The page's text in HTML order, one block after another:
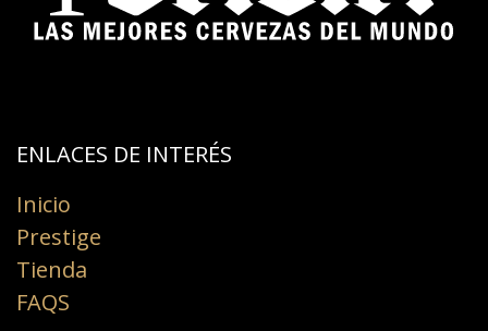
ENLACES DE INTERÉS​
Inicio
Prestige
Tienda
FAQS